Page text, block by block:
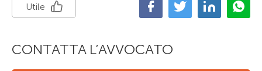
Utile
CONTATTA L’AVVOCATO